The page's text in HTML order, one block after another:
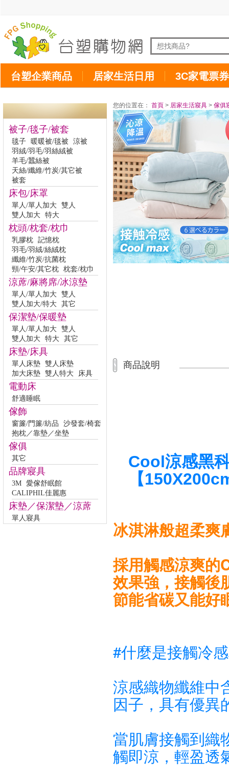
台塑企業商品 居家生活日用 3C家電票券
被子/毯子/被套
毯子 暖暖被/毯被
涼被
羽絨/羽毛/羽絲絨被
羊毛/蠶絲被
天絲/纖維/竹炭/其它被
被套
床包/床罩
單人/單人加大 雙人
雙人加大 特大
枕頭/枕套/枕巾
乳膠枕 記憶枕
羽毛/羽絨/絲絨枕
纖維/竹炭/抗菌枕
頸/午安/其它枕 枕套/枕巾
涼蓆/麻將席/冰涼墊
單人/單人加大 雙人
雙人加大/特大 其它
保潔墊/保暖墊
單人/單人加大 雙人
雙人加大 特大 其它
床墊/床具
單人床墊 雙人床墊
加大床墊 雙人特大 床具
電動床
舒適睡眠
傢飾
窗簾/門簾/紡品
沙發套/椅套
抱枕／靠墊／坐墊
傢俱
其它
品牌寢具
3M 愛傢舒眠館
CALIPHIL佳麗惠
床墊／保潔墊／涼蓆
單人寢具
您的位置在： 首頁 > 居家生活寢具 > 傢俱
商品說明
Cool涼感黑
【
冰淇淋般超柔爽
採用觸感涼爽的
效果強，接觸後
節能省碳又能好
#什麼是接觸冷
涼感織物纖維中
因子，具有優異
當肌膚接觸到織
觸即涼，輕盈透